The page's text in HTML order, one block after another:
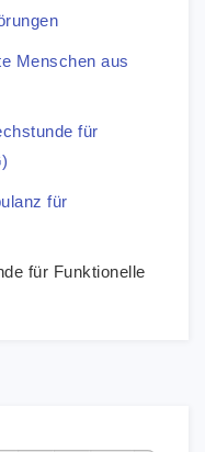
Menschen aus
für
für
für Funktionelle